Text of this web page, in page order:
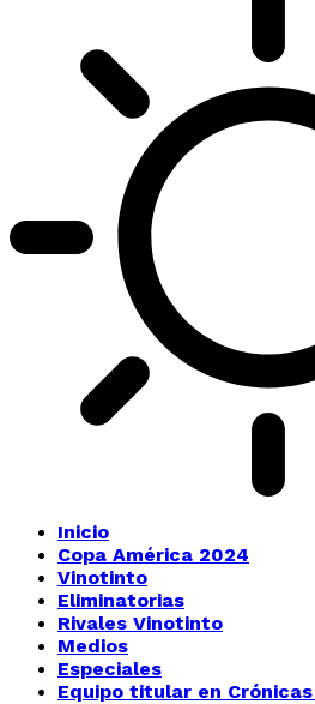
Inicio
Copa América 2024
Vinotinto
Eliminatorias
Rivales Vinotinto
Medios
Especiales
Equipo titular en